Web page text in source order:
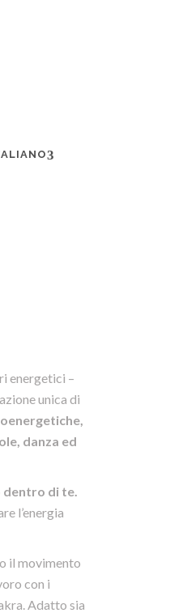
energetici –
unica di
danza ed
dentro di te.
l’energia
il movimento
con i
Adatto sia